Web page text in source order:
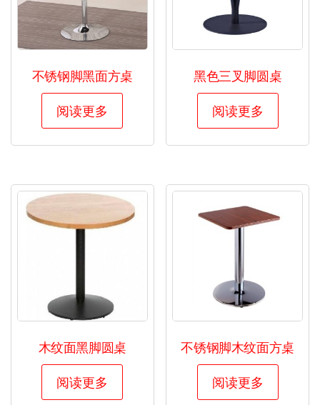
不锈钢脚黑面方桌
阅读更多
黑色三叉脚圆桌
阅读更多
木纹面黑脚圆桌
阅读更多
不锈钢脚木纹面方桌
阅读更多